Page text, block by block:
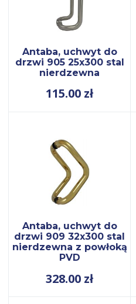
Antaba, uchwyt do
drzwi 905 25x300 stal
nierdzewna
115.00 zł
Antaba, uchwyt do
drzwi 909 32x300 stal
nierdzewna z powłoką
PVD
328.00 zł